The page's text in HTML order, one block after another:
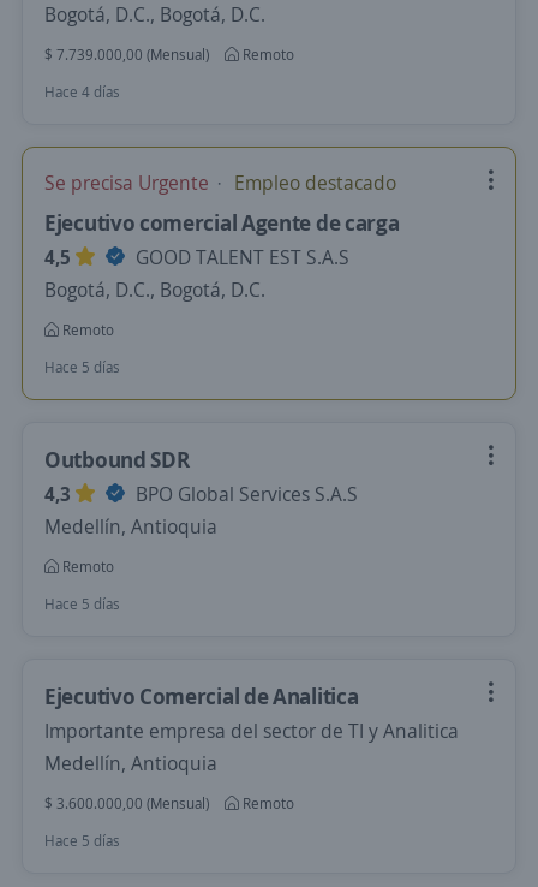
Bogotá, D.C., Bogotá, D.C.
$ 7.739.000,00 (Mensual)
Remoto
Hace 4 días
Se precisa Urgente Empleo destacado
Ejecutivo comercial Agente de carga
4,5
GOOD TALENT EST S.A.S
Bogotá, D.C., Bogotá, D.C.
Remoto
Hace 5 días
Outbound SDR
4,3
BPO Global Services S.A.S
Medellín, Antioquia
Remoto
Hace 5 días
Ejecutivo Comercial de Analitica
Importante empresa del sector de TI y Analitica
Medellín, Antioquia
$ 3.600.000,00 (Mensual)
Remoto
Hace 5 días